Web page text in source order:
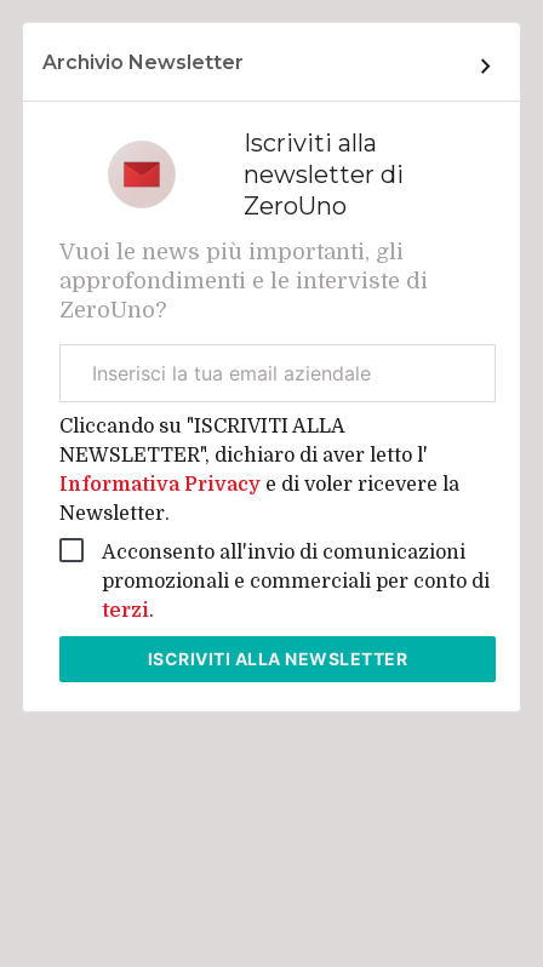
Archivio Newsletter
Iscriviti alla
newsletter di
ZeroUno
Vuoi le news più importanti, gli
approfondimenti e le interviste di
ZeroUno?
aziendale
Cliccando su "ISCRIVITI ALLA
NEWSLETTER", dichiaro di aver letto l'
Informativa Privacy e di voler ricevere la
Newsletter.
Acconsento all'invio di comunicazioni
promozionali e commerciali per conto di
terzi.
ISCRIVITI ALLA NEWSLETTER